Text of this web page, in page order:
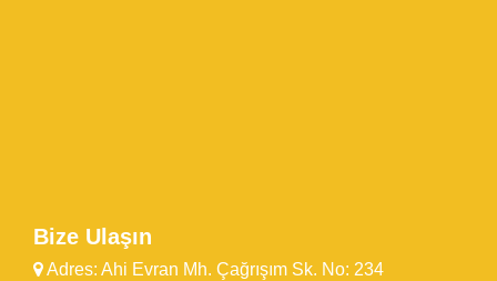
Bize Ulaşın
Adres: Ahi Evran Mh. Çağrışım Sk. No: 234